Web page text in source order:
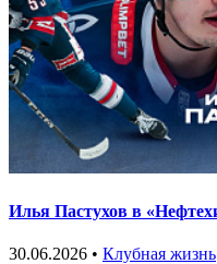
Илья Пастухов в
30.06.2026 • Клубная жизнь